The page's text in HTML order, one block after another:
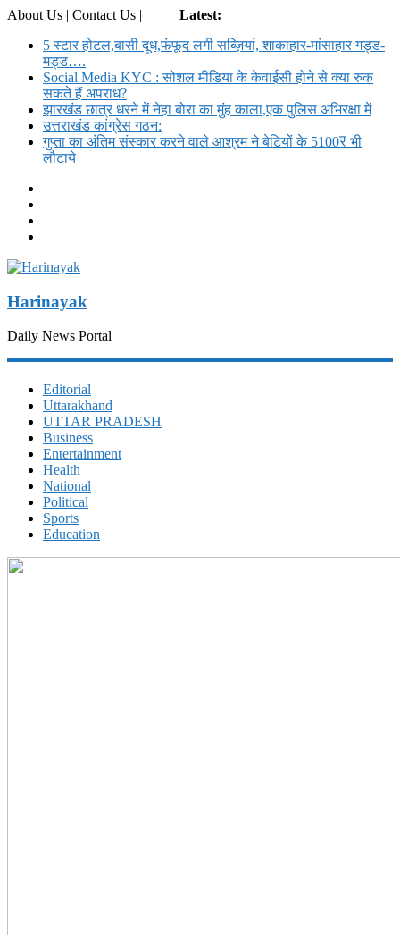
About Us | Contact Us |
Latest:
5 स्टार होटल,बासी दूध,फंफूद लगी सब्ज़ियां, शाकाहार-मांसाहार गड्ड-
मड्ड….
Social Media KYC : सोशल मीडिया के केवाईसी होने से क्या रुक
सकते हैं अपराध?
झारखंड छात्र धरने में नेहा बोरा का मुंह काला,एक पुलिस अभिरक्षा में
उत्तराखंड कांग्रेस गठन:
गुप्ता का अंतिम संस्कार करने वाले आश्रम ने बेटियों के 5100₹ भी
लौटाये
Harinayak
Daily News Portal
Editorial
Uttarakhand
UTTAR PRADESH
Business
Entertainment
Health
National
Political
Sports
Education